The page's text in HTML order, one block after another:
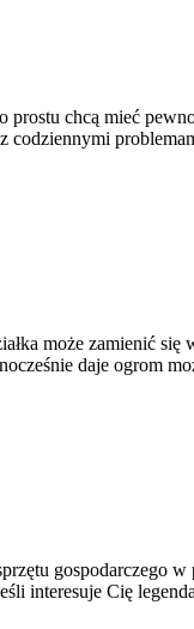
chcą mieć
codziennymi
może zamienić
daje ogrom
gospodarczego w
interesuje Cię